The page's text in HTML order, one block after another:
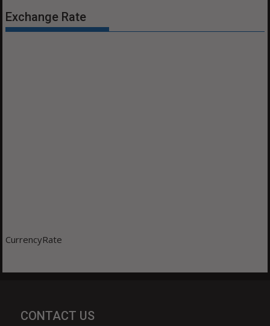
Exchange Rate
CurrencyRate
CONTACT US